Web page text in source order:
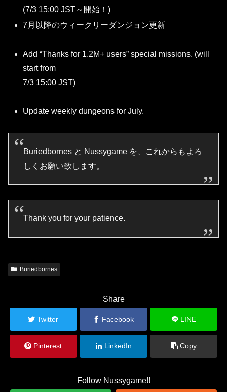
(7/3 15:00 JST～開始！)
7月以降のウィークリーダンジョン更新
Add “Thanks for 1.2M+ users” special missions. (will
start from
7/3 15:00 JST)
Update weekly dungeons for July.
Buriedbornes と Nussygame を、これからもよろ
しくお願い致します。
Thank you for your patience.
Buriedbornes
Share
Twitter Facebook LINE
Pinterest LinkedIn Copy
Follow Nussygame!!